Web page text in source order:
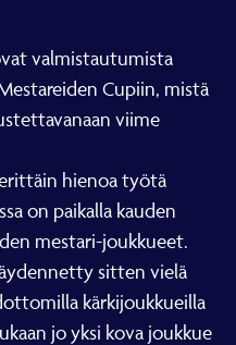
valmistautumista
Cupiin, mistä
viime
hienoa työtä
on paikalla kauden
mestari-joukkueet.
sitten vielä
kärkijoukkueilla
jo yksi kova joukkue